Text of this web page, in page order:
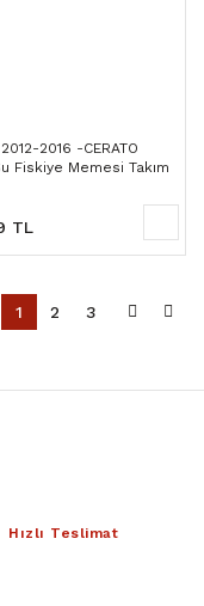
2016 -CERATO
Fiskiye Memesi Takım
TL
1 2 3
Hızlı Teslimat